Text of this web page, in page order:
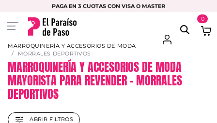
PAGA EN 3 CUOTAS CON VISA O MASTER
0
MARROQUINERÍA Y ACCESORIOS DE MODA
MORRALES DEPORTIVOS
MARROQUINERÍA Y ACCESORIOS DE MODA
MAYORISTA PARA REVENDER – MORRALES
DEPORTIVOS
ABRIR FILTROS